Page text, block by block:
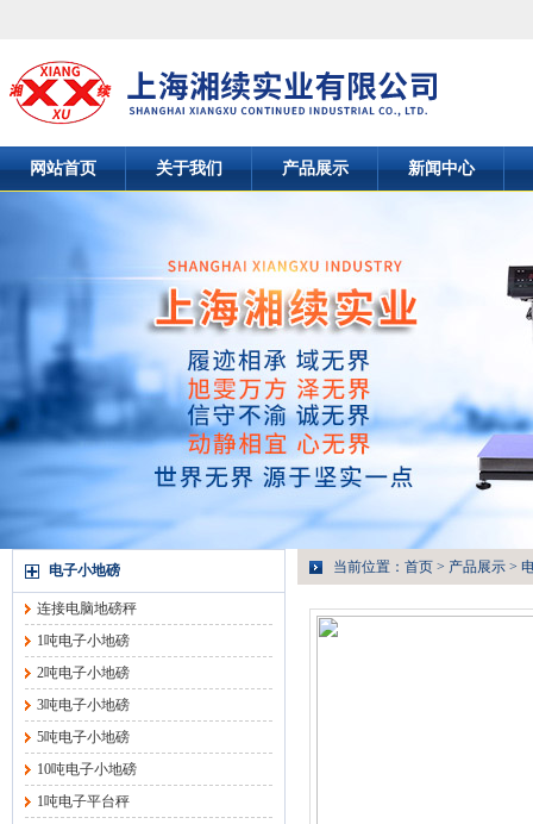
网站首页 关于我们 产品展示 新闻中心
电子小地磅
连接电脑地磅秤
1吨电子小地磅
2吨电子小地磅
3吨电子小地磅
5吨电子小地磅
10吨电子小地磅
1吨电子平台秤
当前位置： 首页 > 产品展示 >